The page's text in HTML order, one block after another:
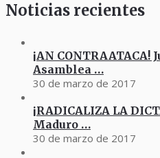
Noticias recientes
¡AN
Asamblea …
30 de marzo de 2017
¡RADICALIZA LA
Maduro …
30 de marzo de 2017